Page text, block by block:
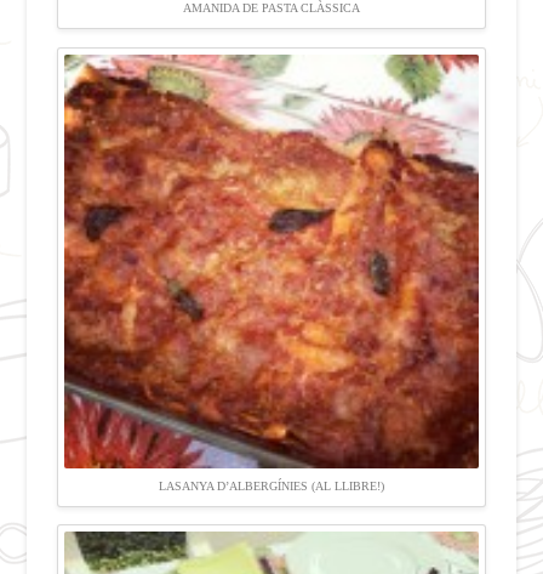
AMANIDA DE PASTA CLÀSSICA
LASANYA D’ALBERGÍNIES (AL LLIBRE!)